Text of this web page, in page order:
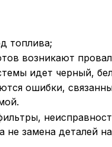
топлива;
возникают
идет черный,
не замена деталей
ошибки,